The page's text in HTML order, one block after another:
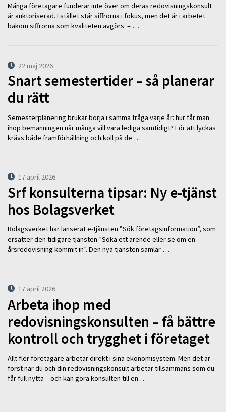
Många företagare funderar inte över om deras redovisningskonsult
är auktoriserad. I stället står siffrorna i fokus, men det är i arbetet
bakom siffrorna som kvaliteten avgörs. – …
22 maj 2026
Snart semestertider – så planerar
du rätt
Semesterplanering brukar börja i samma fråga varje år: hur får man
ihop bemanningen när många vill vara lediga samtidigt? För att lyckas
krävs både framförhållning och koll på de …
17 april 2026
Srf konsulterna tipsar: Ny e-tjänst
hos Bolagsverket
Bolagsverket har lanserat e-tjänsten ”Sök företagsinformation”, som
ersätter den tidigare tjänsten ”Söka ett ärende eller se om en
årsredovisning kommit in”. Den nya tjänsten samlar …
17 april 2026
Arbeta ihop med
redovisningskonsulten – få bättre
kontroll och trygghet i företaget
Allt fler företagare arbetar direkt i sina ekonomisystem. Men det är
först när du och din redovisningskonsult arbetar tillsammans som du
får full nytta – och kan göra konsulten till en …